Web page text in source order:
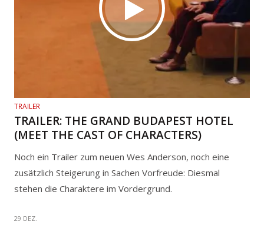
TRAILER
TRAILER: THE GRAND BUDAPEST HOTEL
(MEET THE CAST OF CHARACTERS)
Noch ein Trailer zum neuen Wes Anderson, noch eine
zusätzlich Steigerung in Sachen Vorfreude: Diesmal
stehen die Charaktere im Vordergrund.
29 DEZ.